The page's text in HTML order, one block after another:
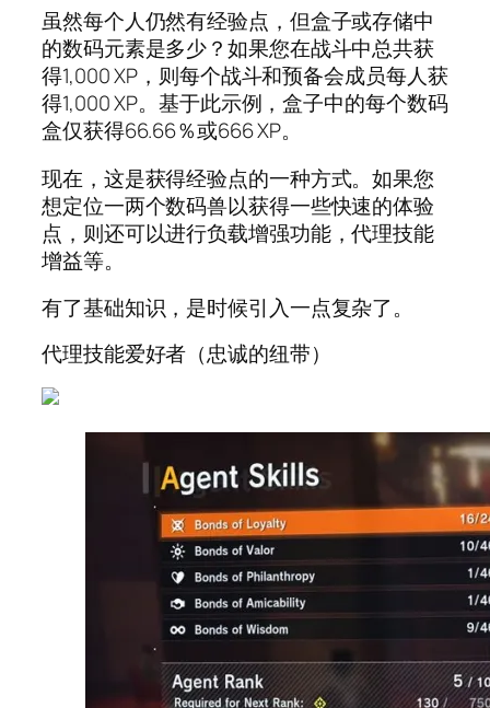
虽然每个人仍然有经验点，但盒子或存储中
的数码元素是多少？如果您在战斗中总共获
得1,000 XP，则每个战斗和预备会成员每人获
得1,000 XP。基于此示例，盒子中的每个数码
盒仅获得66.66％或666 XP。
现在，这是获得经验点的一种方式。如果您
想定位一两个数码兽以获得一些快速的体验
点，则还可以进行负载增强功能，代理技能
增益等。
有了基础知识，是时候引入一点复杂了。
代理技能爱好者（忠诚的纽带）